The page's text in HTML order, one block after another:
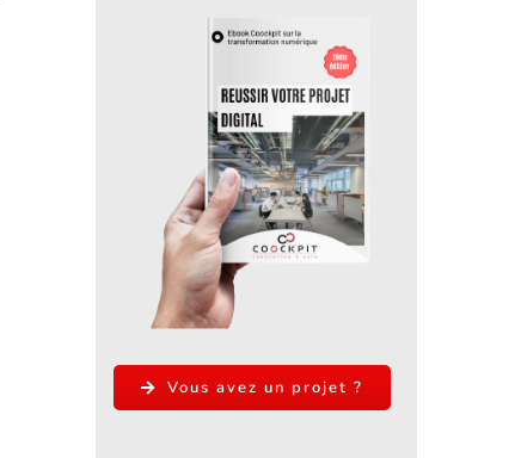
Vous avez un projet ?